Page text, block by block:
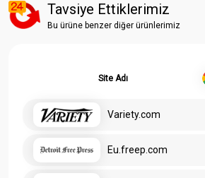
Tavsiye Ettiklerimiz
Bu ürüne benzer diğer ürünlerimiz
Site Adı
Variety.com
Eu.freep.com